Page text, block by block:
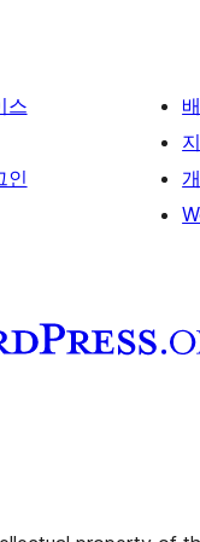
스
인